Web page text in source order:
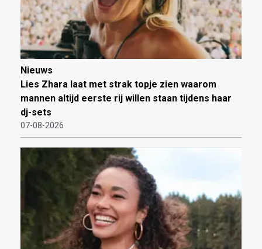
Nieuws
Lies Zhara laat met strak topje zien waarom
mannen altijd eerste rij willen staan tijdens haar
dj-sets
07-08-2026